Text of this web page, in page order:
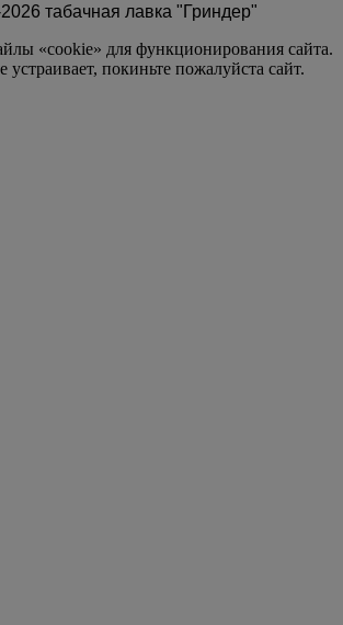
табачная лавка "Гриндер"
«cookie» для функционирования сайта.
устраивает, покиньте пожалуйста сайт.